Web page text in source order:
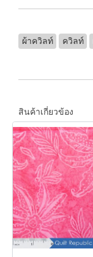
ผ้าควิลท์ ควิลท์
สินค้าเกี่ยวข้อง